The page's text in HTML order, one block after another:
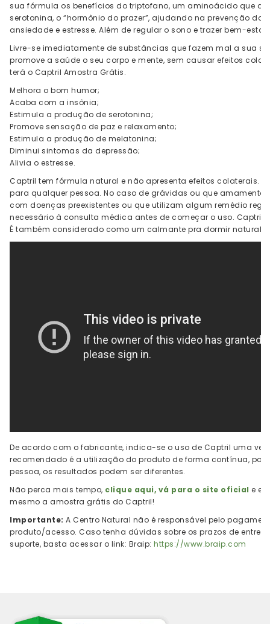
sua fórmula os benefícios do triptofano, um aminoácido que
serotonina, o “hormônio do prazer”, ajudando na prevenção da
ansiedade e estresse. Além de regular o sono e trazer bem-estar.
Livre-se imediatamente de substâncias que fazem mal a sua
promove a saúde o seu corpo e mente, sem causar efeitos
terá o Captril Amostra Grátis.
Melhora o bom humor;
Acaba com a insônia;
Estimula a produção de serotonina;
Promove sensação de paz e relaxamento;
Estimula a produção de melatonina;
Diminui sintomas da depressão;
Alivia o estresse.
Captril tem fórmula natural e não apresenta efeitos colaterais.
para qualquer pessoa. No caso de grávidas ou que
com doenças preexistentes ou que utilizam algum remédio
necessário à consulta médica antes de começar o uso. Captril
É também considerado como um calmante pra dormir natural.
De acordo com o fabricante, indica-se o uso de Captril uma vez
recomendado é a utilização do produto de forma contínua,
pessoa, os resultados podem ser diferentes.
Não perca mais tempo, clique aqui, vá para o site oficial e
mesmo a amostra grátis do Captril!
Importante: A Centro Natural não é responsável pelo
produto/acesso. Caso tenha dúvidas sobre os prazos de
suporte, basta acessar o link: Braip: https://www.braip.com